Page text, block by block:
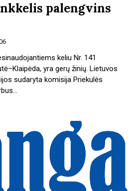
palengvins
keliu Nr. 141
yra gerų žinių. Lietuvos
sudaryta komisija Priekulės